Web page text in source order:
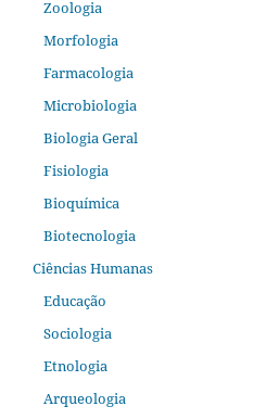
Zoologia
Morfologia
Farmacologia
Microbiologia
Biologia Geral
Fisiologia
Bioquímica
Biotecnologia
Ciências Humanas
Educação
Sociologia
Etnologia
Arqueologia